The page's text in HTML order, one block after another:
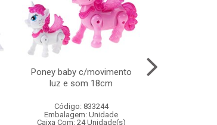
Poney baby c/movimento
luz e som 18cm
Código: 833244
Embalagem: Unidade
Caixa Com: 24 Unidade(s)